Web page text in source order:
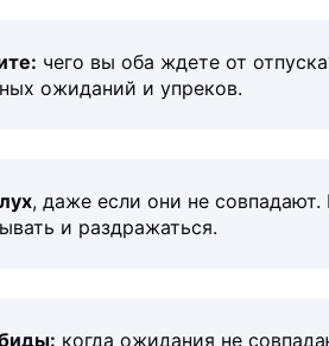
чего вы оба ждете от
ожиданий и упреков.
, даже если они не совпадают.
и раздражаться.
когда ожидания не